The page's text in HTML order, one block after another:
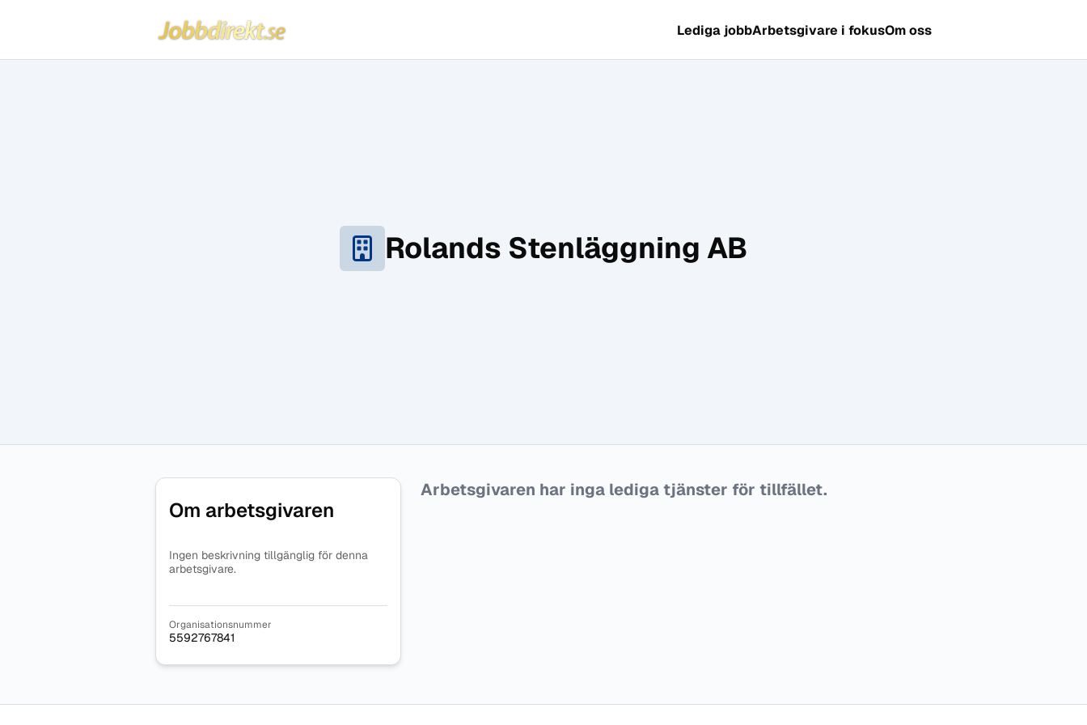
Hoppa till innehåll
Jobbdirekt Lediga jobbArbetsgivare i fokusOm oss
Rolands Stenläggning AB
Om arbetsgivaren
Ingen beskrivning tillgänglig för denna
arbetsgivare.
Organisationsnummer
5592767841
Arbetsgivaren har inga lediga tjänster för tillfället.